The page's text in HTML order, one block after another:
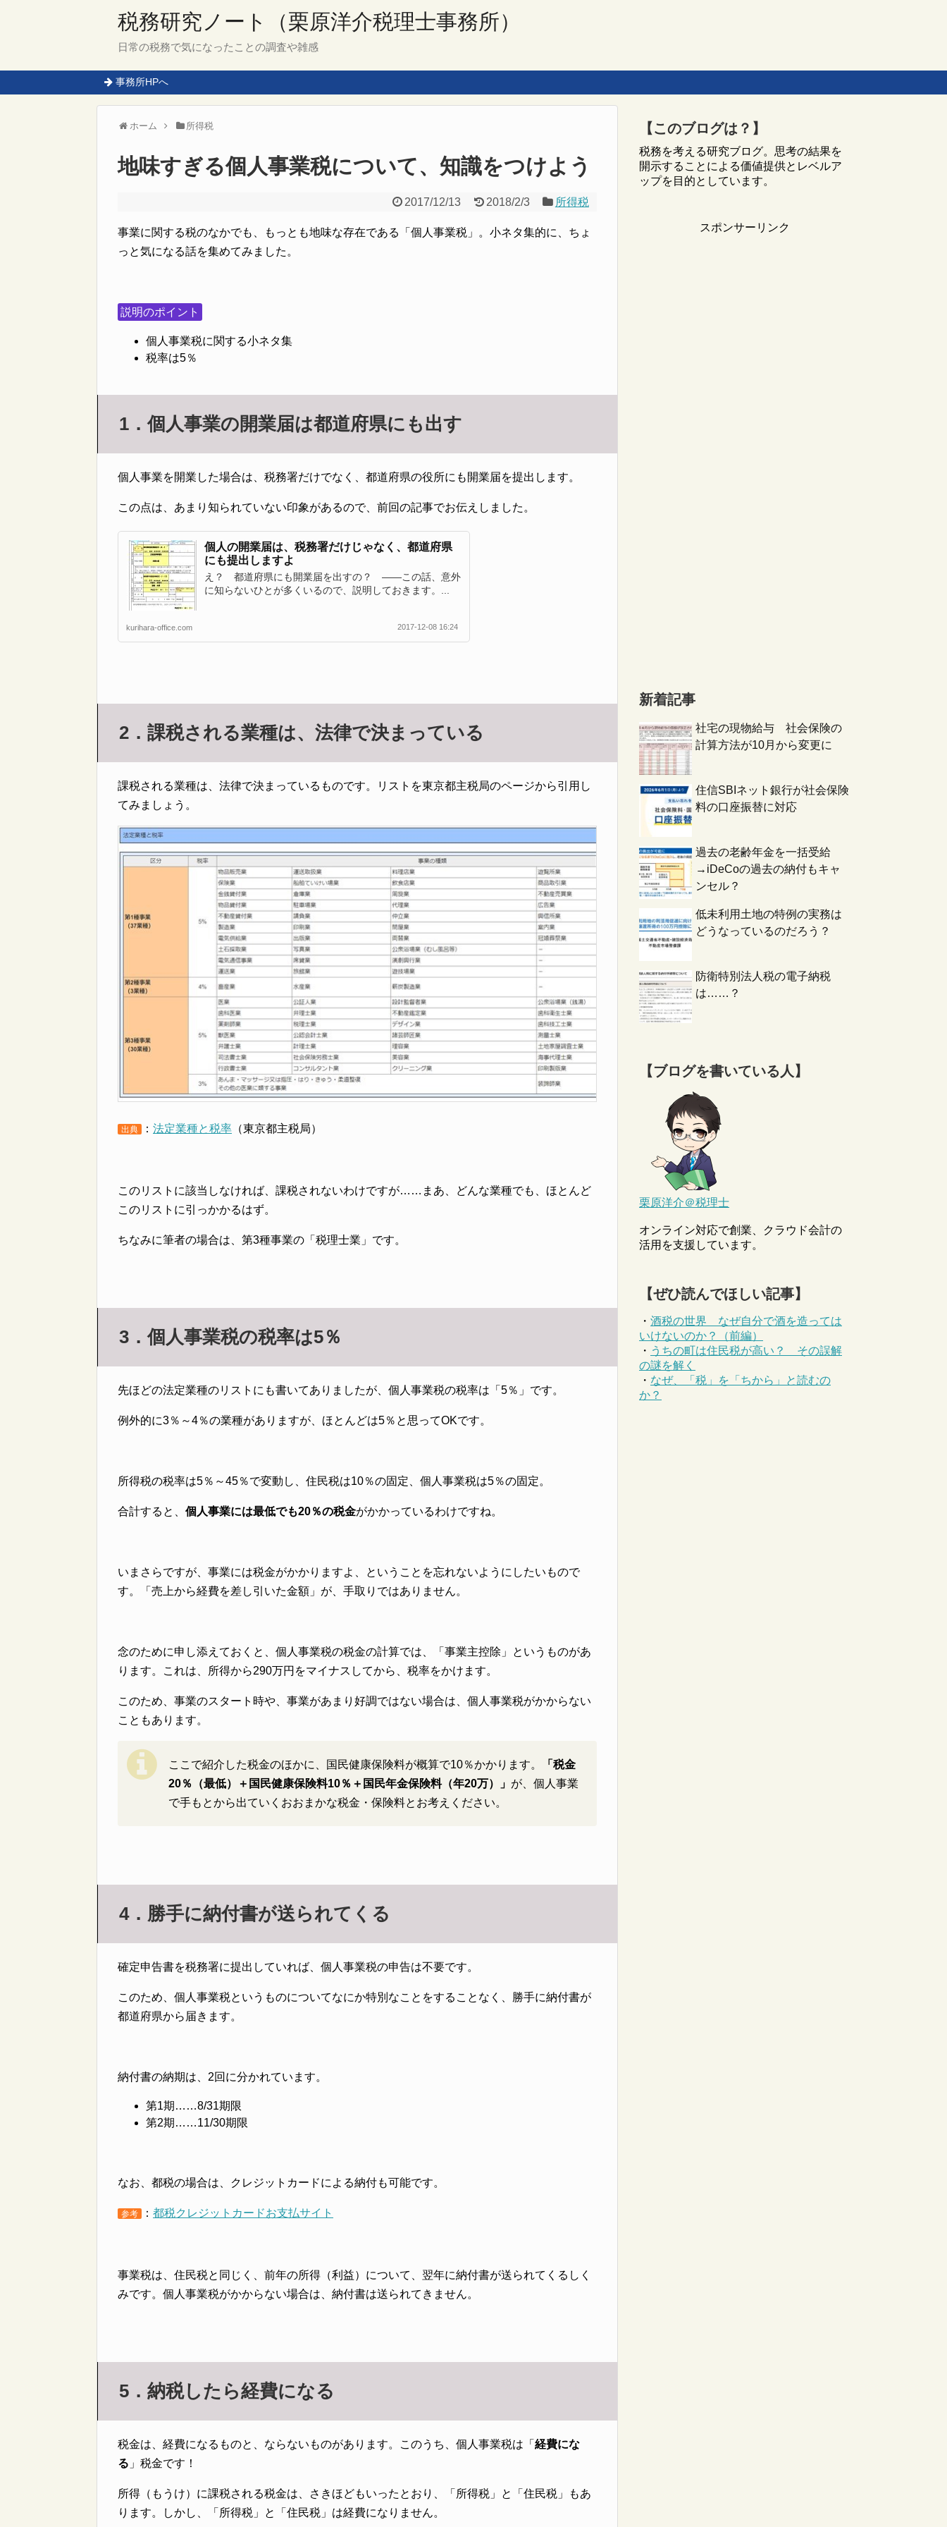
税務研究ノート（栗原洋介税理士事務所）
日常の税務で気になったことの調査や雑感
事務所HPへ
ホーム 所得税
地味すぎる個人事業税について、知識をつけよう
2017/12/13 2018/2/3 所得税
事業に関する税のなかでも、もっとも地味な存在である「個人事業税」。小ネタ集的に、ちょ
っと気になる話を集めてみました。
説明のポイント
個人事業税に関する小ネタ集
税率は5％
1．個人事業の開業届は都道府県にも出す
個人事業を開業した場合は、税務署だけでなく、都道府県の役所にも開業届を提出します。
この点は、あまり知られていない印象があるので、前回の記事でお伝えしました。
個人の開業届は、税務署だけじゃなく、都道府県
にも提出しますよ
え？ 都道府県にも開業届を出すの？ ――この話、意外
に知らないひとが多くいるので、説明しておきます。...
kurihara-office.com 2017-12-08 16:24
2．課税される業種は、法律で決まっている
課税される業種は、法律で決まっているものです。リストを東京都主税局のページから引用し
てみましょう。
出典 ： 法定業種と税率 （東京都主税局）
このリストに該当しなければ、課税されないわけですが……まあ、どんな業種でも、ほとんど
このリストに引っかかるはず。
ちなみに筆者の場合は、第3種事業の「税理士業」です。
3．個人事業税の税率は5％
先ほどの法定業種のリストにも書いてありましたが、個人事業税の税率は「5％」です。
例外的に3％～4％の業種がありますが、ほとんどは5％と思ってOKです。
所得税の税率は5％～45％で変動し、住民税は10％の固定、個人事業税は5％の固定。
合計すると、 個人事業には最低でも20％の税金がかかっているわけですね。
いまさらですが、事業には税金がかかりますよ、ということを忘れないようにしたいもので
す。「売上から経費を差し引いた金額」が、手取りではありません。
念のために申し添えておくと、個人事業税の税金の計算では、「事業主控除」というものがあ
ります。これは、所得から290万円をマイナスしてから、税率をかけます。
このため、事業のスタート時や、事業があまり好調ではない場合は、個人事業税がかからない
こともあります。
ここで紹介した税金のほかに、国民健康保険料が概算で10％かかります。
「税金
20％（最低）＋国民健康保険料10％＋国民年金保険料（年20万）」 が、個人事業
で手もとから出ていくおおまかな税金・保険料とお考えください。
4．勝手に納付書が送られてくる
確定申告書を税務署に提出していれば、個人事業税の申告は不要です。
このため、個人事業税というものについてなにか特別なことをすることなく、勝手に納付書が
都道府県から届きます。
納付書の納期は、2回に分かれています。
第1期……8/31期限
第2期……11/30期限
なお、都税の場合は、クレジットカードによる納付も可能です。
参考 ： 都税クレジットカードお支払サイト
事業税は、住民税と同じく、前年の所得（利益）について、翌年に納付書が送られてくるしく
みです。個人事業税がかからない場合は、納付書は送られてきません。
5．納税したら経費になる
税金は、経費になるものと、ならないものがあります。このうち、個人事業税は「 経費にな
る 」税金です！
所得（もうけ）に課税される税金は、さきほどもいったとおり、「所得税」と「住民税」もあ
ります。しかし、「所得税」と「住民税」は経費になりません。
【このブログは？】
税務を考える研究ブログ。思考の結果を
開示することによる価値提供とレベルア
ップを目的としています。
スポンサーリンク
新着記事
社宅の現物給与 社会保険の
計算方法が10月から変更に
住信SBIネット銀行が社会保険
料の口座振替に対応
過去の老齢年金を一括受給
→iDeCoの過去の納付もキャ
ンセル？
低未利用土地の特例の実務は
どうなっているのだろう？
防衛特別法人税の電子納税
は……？
【ブログを書いている人】
栗原洋介＠税理士
オンライン対応で創業、クラウド会計の
活用を支援しています。
【ぜひ読んでほしい記事】
・ 酒税の世界 なぜ自分で酒を造っては
いけないのか？（前編）
・ うちの町は住民税が高い？ その誤解
の謎を解く
・ なぜ、「税」を「ちから」と読むの
か？